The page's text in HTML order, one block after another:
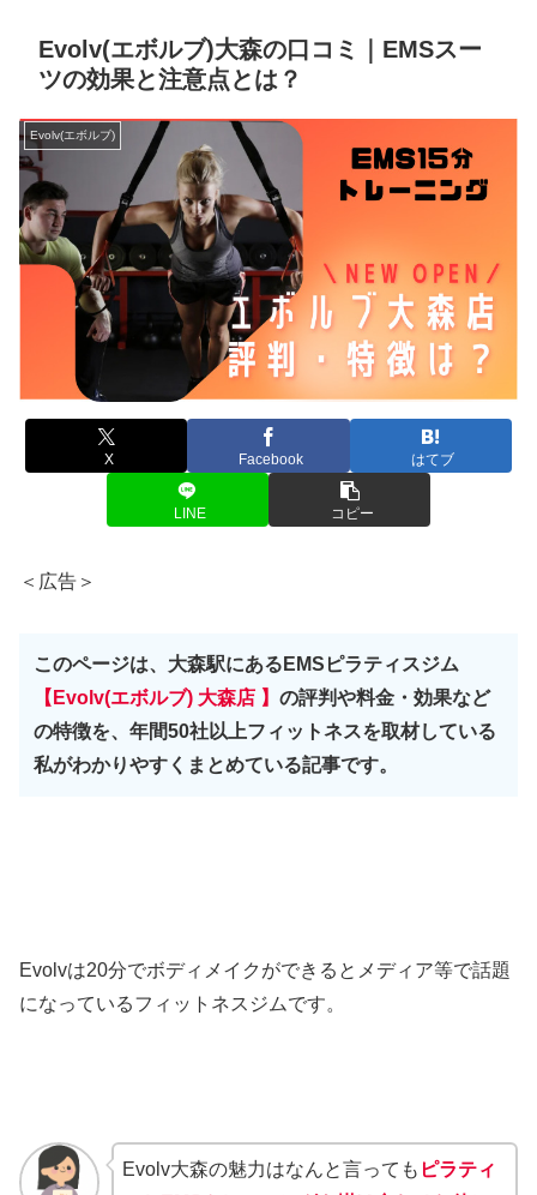
Evolv(エボルブ)大森の口コミ｜EMSスー
ツの効果と注意点とは？
Evolv(エボルブ)
X Facebook はてブ
LINE コピー
＜広告＞
このページは、大森駅にあるEMSピラティスジム
【Evolv(エボルブ) 大森店 】 の評判や料金・効果など
の特徴を、年間50社以上フィットネスを取材している
私がわかりやすくまとめている記事です。
Evolvは20分でボディメイクができるとメディア等で話題
になっているフィットネスジムです。
Evolv大森の魅力はなんと言っても ピラティ